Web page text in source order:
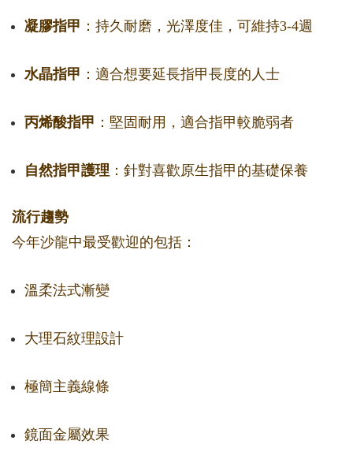
凝膠指甲 ：持久耐磨，光澤度佳，可維持3-4週
水晶指甲 ：適合想要延長指甲長度的人士
丙烯酸指甲 ：堅固耐用，適合指甲較脆弱者
自然指甲護理 ：針對喜歡原生指甲的基礎保養
流行趨勢
今年沙龍中最受歡迎的包括：
溫柔法式漸變
大理石紋理設計
極簡主義線條
鏡面金屬效果